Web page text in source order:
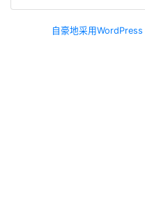
自豪地采用WordPress